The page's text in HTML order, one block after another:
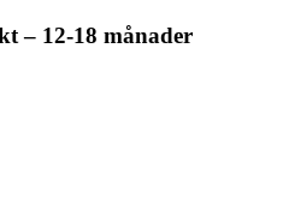
– 12-18 månader